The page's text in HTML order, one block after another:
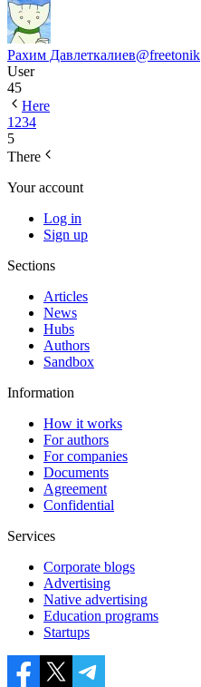
Рахим Давлеткалиев@freetonik
User
45
Here
1 234
5
There
Your account
Log in
Sign up
Sections
Articles
News
Hubs
Authors
Sandbox
Information
How it works
For authors
For companies
Documents
Agreement
Confidential
Services
Corporate blogs
Advertising
Native advertising
Education programs
Startups